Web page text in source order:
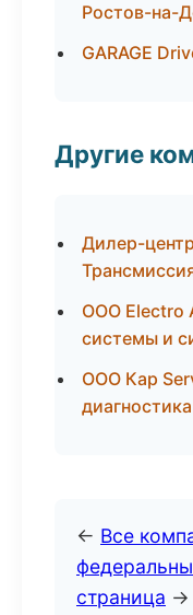
Ростов-на-
GARAGE
Другие
Дилер-
ООО Electro
системы и
ООО Кар
← Все
страница →